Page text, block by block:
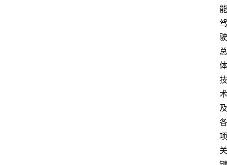
能
驾
驶
总
体
技
术
及
各
项
关